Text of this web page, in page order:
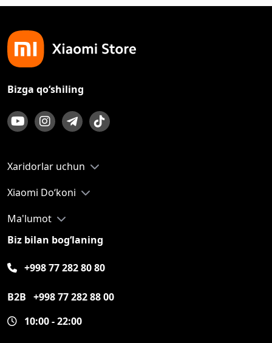
Bizga qo‘shiling
Xaridorlar uchun
Xiaomi Do‘koni
Ma'lumot
Biz bilan bog‘laning
+998 77 282 80 80
B2B +998 77 282 88 00
10:00 - 22:00